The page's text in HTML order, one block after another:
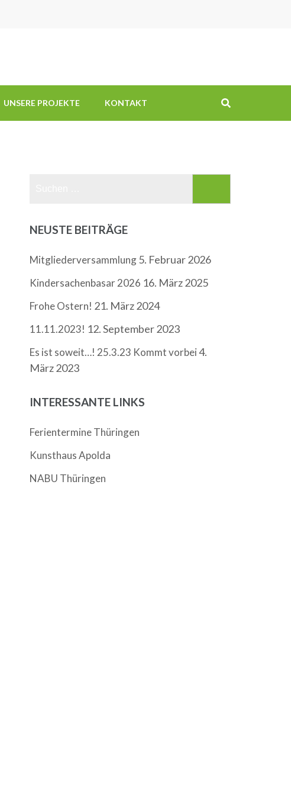
UNSERE PROJEKTE KONTAKT
NEUSTE BEITRÄGE
Mitgliederversammlung5. Februar 2026
Kindersachenbasar 2026 16. März 2025
Frohe Ostern! 21. März 2024
11.11.2023! 12. September 2023
Es ist soweit…! 25.3.23 Kommt vorbei4.
März 2023
INTERESSANTE LINKS
Ferientermine Thüringen
Kunsthaus Apolda
NABU Thüringen